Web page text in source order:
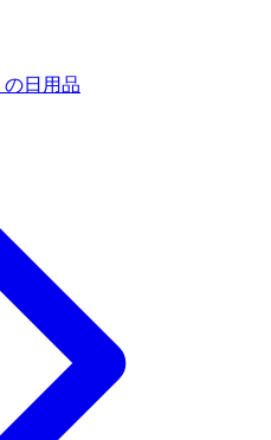
日用品